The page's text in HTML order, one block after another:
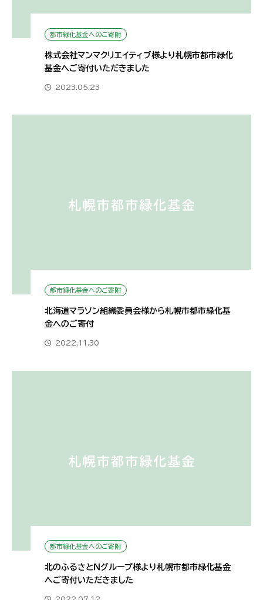
都市緑化基金へのご寄附
株式会社マンマクリエイティブ様より札幌市都市緑化
基金へご寄付いただきました
2023.05.23
都市緑化基金へのご寄附
北海道マラソン組織委員会様から札幌市都市緑化基
金へのご寄付
2022.11.30
都市緑化基金へのご寄附
北のふるさとＮグループ様より札幌市都市緑化基金
へご寄付いただきました